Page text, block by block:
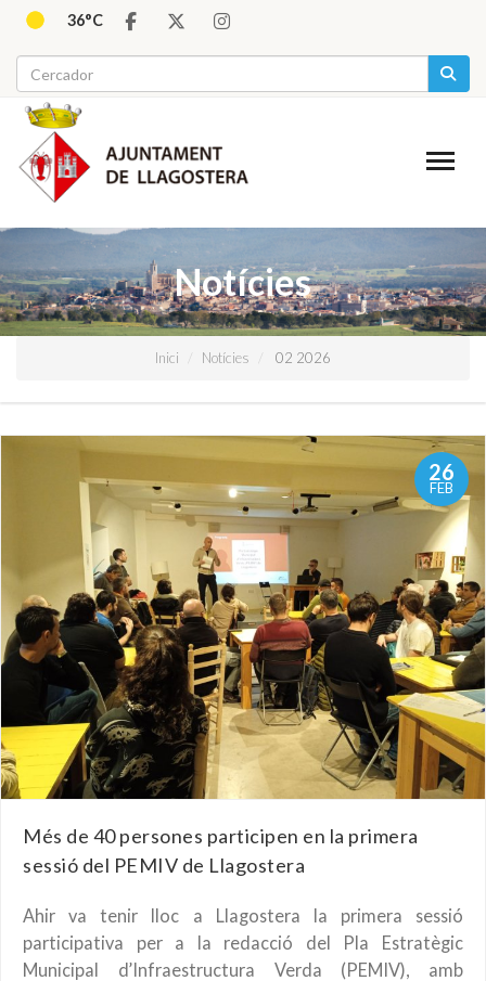
36°C
Notícies
Inici Notícies 02 2026
26
FEB
Més de 40 persones participen en la primera
sessió del PEMIV de Llagostera
Ahir va tenir lloc a Llagostera la primera sessió
participativa per a la redacció del Pla Estratègic
Municipal d’Infraestructura Verda (PEMIV), amb